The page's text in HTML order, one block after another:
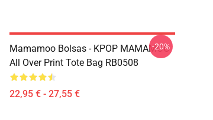
Mamamoo Bolsas - KPOP MAMAMOO
All Over Print Tote Bag RB0508
22,95 € - 27,55 €
-20%